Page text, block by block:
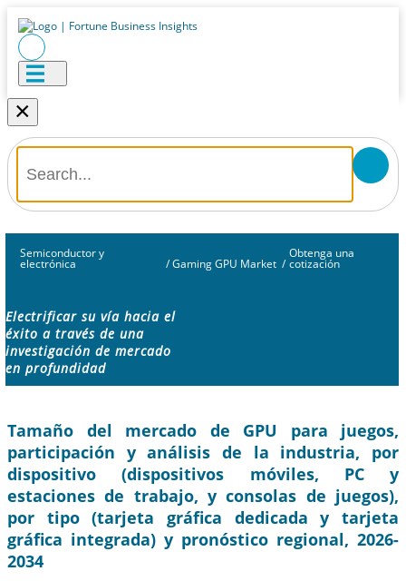
×
Semiconductor y
electrónica / Gaming GPU Market /
Obtenga una
cotización
Electrificar su vía hacia el
éxito a través de una
investigación de mercado
en profundidad
Tamaño del mercado de GPU para juegos,
participación y análisis de la industria, por
dispositivo (dispositivos móviles, PC y
estaciones de trabajo, y consolas de juegos),
por tipo (tarjeta gráfica dedicada y tarjeta
gráfica integrada) y pronóstico regional, 2026-
2034